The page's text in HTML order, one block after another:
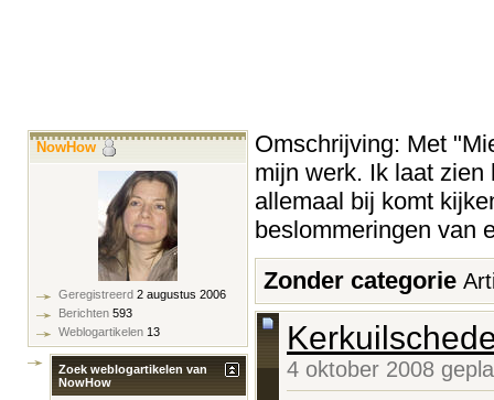
Omschrijving: Met
mijn werk. Ik laat
allemaal bij komt
beslommeringen van
Zonder categorie
4 oktober 2008
NowHow
Geregistreerd 2 augustus 2006
Berichten 593
Weblogartikelen 13
Zoek weblogartikelen van
NowHow